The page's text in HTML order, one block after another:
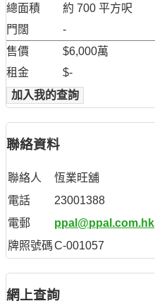
總面積
約 700 平方呎
門闊
-
售價
$6,000萬
租金
$-
加入我的查詢
聯絡資料
聯絡人
恆業旺舖
電話
23001388
電郵
ppal@ppal.com.hk
牌照號碼C-001057
網上查詢